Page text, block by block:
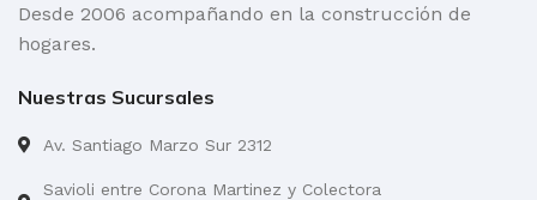
Desde 2006 acompañando en la construcción de
hogares.
Nuestras Sucursales
Av. Santiago Marzo Sur 2312
Savioli entre Corona Martinez y Colectora